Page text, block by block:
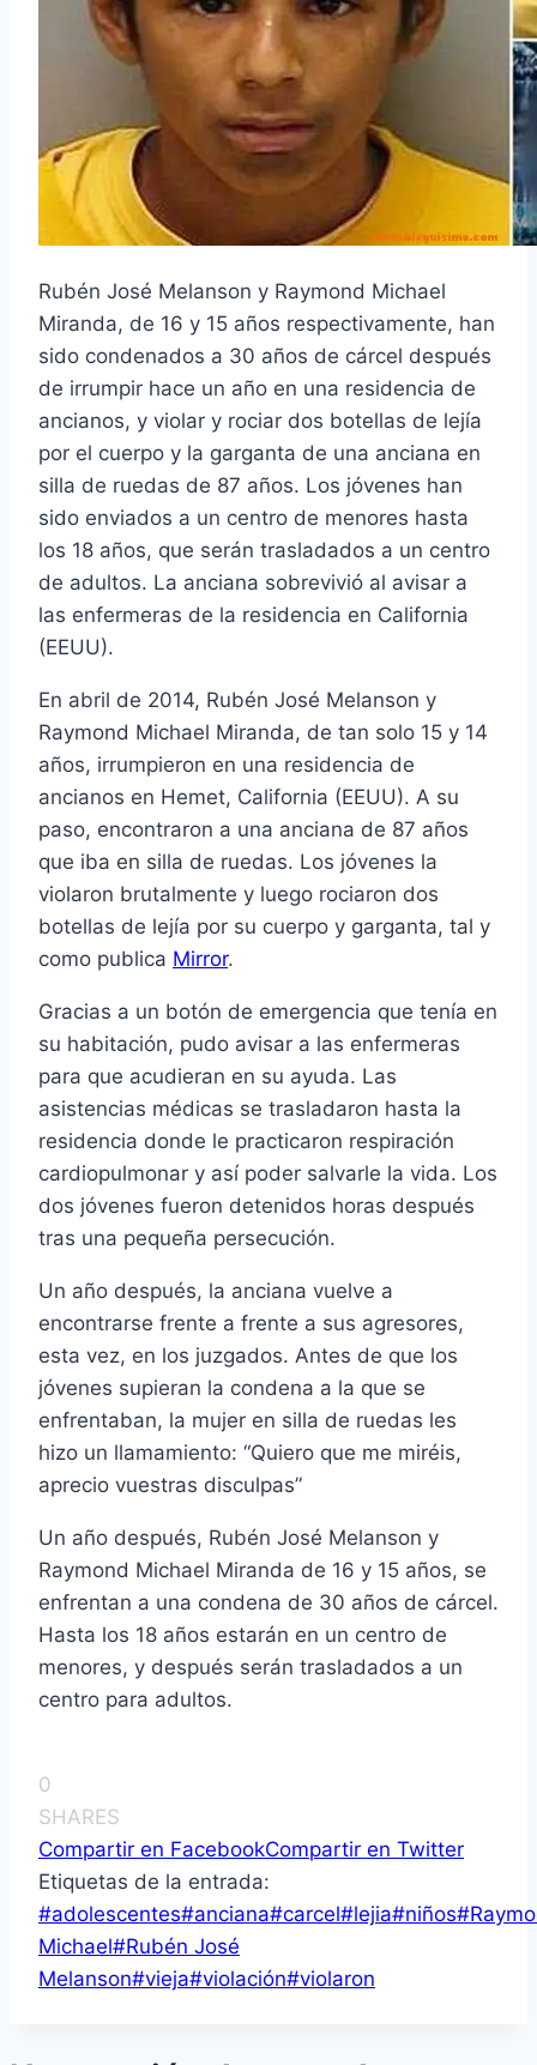
Rubén José Melanson y Raymond Michael
Miranda, de 16 y 15 años respectivamente, han
sido condenados a 30 años de cárcel después
de irrumpir hace un año en una residencia de
ancianos, y violar y rociar dos botellas de lejía
por el cuerpo y la garganta de una anciana en
silla de ruedas de 87 años. Los jóvenes han
sido enviados a un centro de menores hasta
los 18 años, que serán trasladados a un centro
de adultos. La anciana sobrevivió al avisar a
las enfermeras de la residencia en California
(EEUU).
En abril de 2014, Rubén José Melanson y
Raymond Michael Miranda, de tan solo 15 y 14
años, irrumpieron en una residencia de
ancianos en Hemet, California (EEUU). A su
paso, encontraron a una anciana de 87 años
que iba en silla de ruedas. Los jóvenes la
violaron brutalmente y luego rociaron dos
botellas de lejía por su cuerpo y garganta, tal y
como publica Mirror.
Gracias a un botón de emergencia que tenía en
su habitación, pudo avisar a las enfermeras
para que acudieran en su ayuda. Las
asistencias médicas se trasladaron hasta la
residencia donde le practicaron respiración
cardiopulmonar y así poder salvarle la vida. Los
dos jóvenes fueron detenidos horas después
tras una pequeña persecución.
Un año después, la anciana vuelve a
encontrarse frente a frente a sus agresores,
esta vez, en los juzgados. Antes de que los
jóvenes supieran la condena a la que se
enfrentaban, la mujer en silla de ruedas les
hizo un llamamiento: “Quiero que me miréis,
aprecio vuestras disculpas”
Un año después, Rubén José Melanson y
Raymond Michael Miranda de 16 y 15 años, se
enfrentan a una condena de 30 años de cárcel.
Hasta los 18 años estarán en un centro de
menores, y después serán trasladados a un
centro para adultos.
0
SHARES
Compartir en FacebookCompartir en Twitter
Etiquetas de la entrada:
#adolescentes#anciana#carcel#lejia#niños#
Michael#Rubén José
Melanson#vieja#violación#violaron